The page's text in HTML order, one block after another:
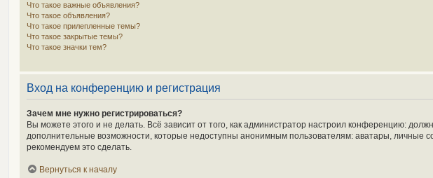
Что такое важные объявления?
Что такое объявления?
Что такое прилепленные темы?
Что такое закрытые темы?
Что такое значки тем?
Вход на конференцию и регистрация
Зачем мне нужно регистрироваться?
Вы можете этого и не делать. Всё зависит от того, как администратор настроил конференцию:
дополнительные возможности, которые недоступны анонимным пользователям: аватары, личные
рекомендуем это сделать.
Вернуться к началу